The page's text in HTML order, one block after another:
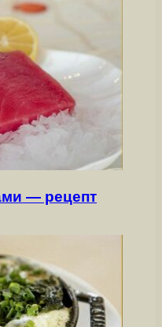
— рецепт